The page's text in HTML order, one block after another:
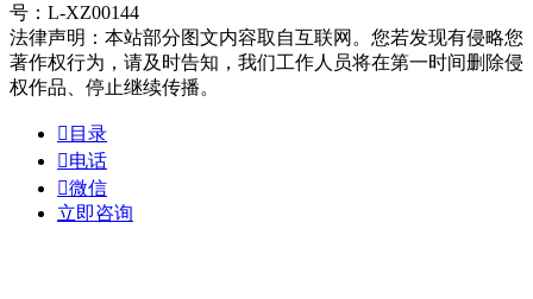
号：L-XZ00144
法律声明：本站部分图文内容取自互联网。您若发现有侵略您
著作权行为，请及时告知，我们工作人员将在第一时间删除侵
权作品、停止继续传播。
 目录
电话
微信
立即咨询